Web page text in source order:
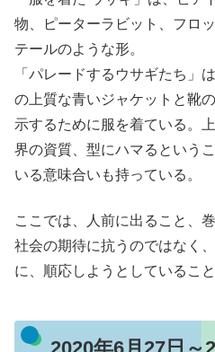
物、ピーターラビット、フロ
テールのような形。
「パレードするウサギたち」
の上質な青いジャケットと靴
示するために服を着ている。
界の資質、型にハマるという
いる意味合いも持っている。
ここでは、人前に出ること、
社会の期待に抗うのではなく
に、順応しようとしているこ